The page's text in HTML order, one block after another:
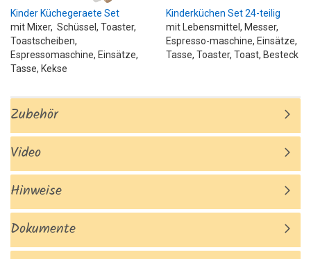
Kinder Küchegeraete Set
mit Mixer, Schüssel, Toaster,
Toastscheiben,
Espressomaschine, Einsätze,
Tasse, Kekse
Kinderküchen Set 24-teilig
mit Lebensmittel, Messer,
Espresso-maschine, Einsätze,
Tasse, Toaster, Toast, Besteck
Zubehör
Video
Hinweise
Dokumente